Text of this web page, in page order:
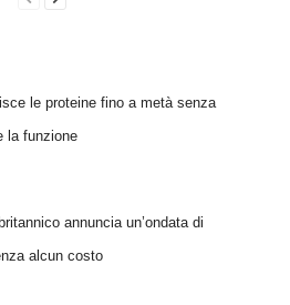
le proteine fino a metà senza
la funzione
annuncia un’ondata di
alcun costo